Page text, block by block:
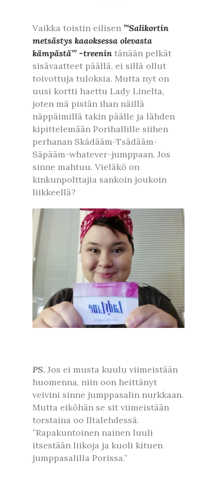
Vaikka toistin eilisen ”‘Salikortin
metsästys kaaoksessa olevasta
kämpästä’” -treenin tänään pelkät
sisävaatteet päällä, ei sillä ollut
toivottuja tuloksia. Mutta nyt on
uusi kortti haettu Lady Linelta,
joten mä pistän ihan näillä
näppäimillä takin päälle ja lähden
kipittelemään Porihallille siihen
perhanan Skädääm-Tsädääm-
Säpääm-whatever-jumppaan. Jos
sinne mahtuu. Vieläkö on
kinkunpolttajia sankoin joukoin
liikkeellä?
PS. Jos ei musta kuulu viimeistään
huomenna, niin oon heittänyt
veivini sinne jumppasalin nurkkaan.
Mutta eiköhän se sit viimeistään
torstaina oo Iltalehdessä.
”Rapakuntoinen nainen luuli
itsestään liikoja ja kuoli kituen
jumppasalilla Porissa.”